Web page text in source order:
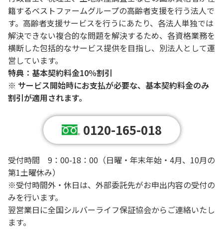
籍するベストファームグループの高齢者支援を行う法人で
す。高齢者支援サービスを行うにあたり、各法人単独では
解決できない複合的な問題を解決するため、各資格業務を
横断した包括的なサービス提供を目指し、別法人として運
営しています。
特典：基本契約料金10％割引
※ サービス開始時にお支払が必要な、基本契約料金のみ
割引が適用されます。
0120-165-018
受付時間 9：00-18：00（日曜・年末年始・4月、10月の
第1土曜休み）
※受付時間外・休日は、外部委託先がお申出内容の受付の
みを行います。
翌営業日に全国シルバーライフ保証協会からご連絡いたし
ます。